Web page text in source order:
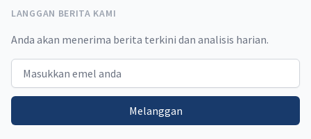
LANGGAN BERITA KAMI
Anda akan menerima berita terkini dan analisis harian.
Email address
Melanggan